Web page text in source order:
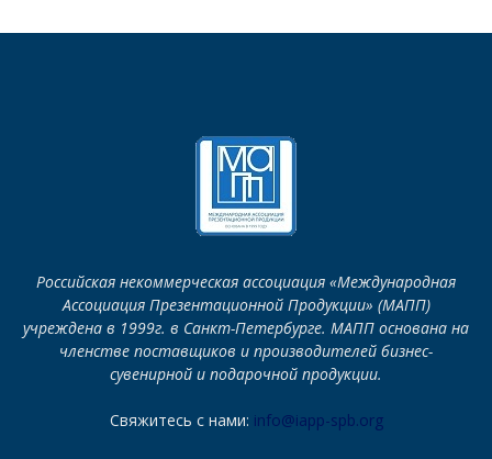
Российская некоммерческая ассоциация «Международная
Ассоциация Презентационной Продукции» (МАПП)
учреждена в 1999г. в Санкт-Петербурге. МАПП основана на
членстве поставщиков и производителей бизнес-
сувенирной и подарочной продукции.
Свяжитесь с нами: info@iapp-spb.org